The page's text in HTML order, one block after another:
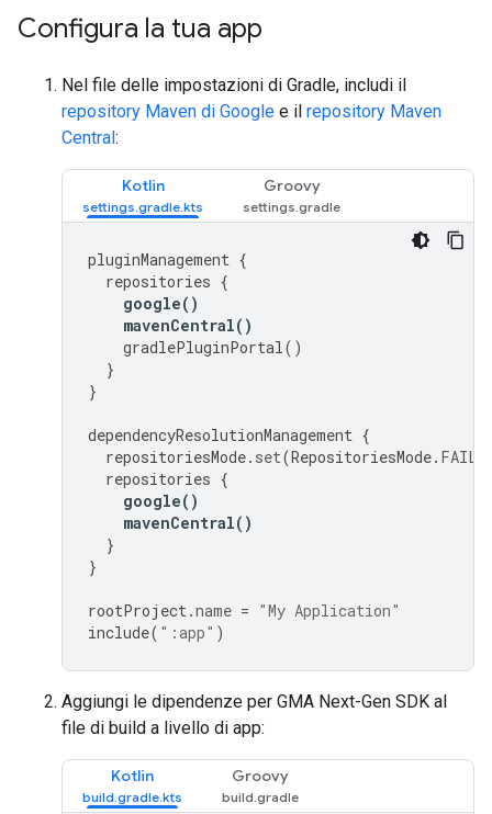
Configura la tua app
Nel file delle impostazioni di Gradle, includi il
repository Maven di Google e il repository Maven
Central:
Kotlin Groovy
pluginManagement {
repositories {
google()
mavenCentral()
gradlePluginPortal()
}
}
dependencyResolutionManagement {
repositoriesMode. set(RepositoriesMode.
repositories {
google()
mavenCentral()
}
}
rootProject.name = "My Application"
include( ":app" )
Aggiungi le dipendenze per GMA Next-Gen SDK al
file di build a livello di app:
Kotlin Groovy